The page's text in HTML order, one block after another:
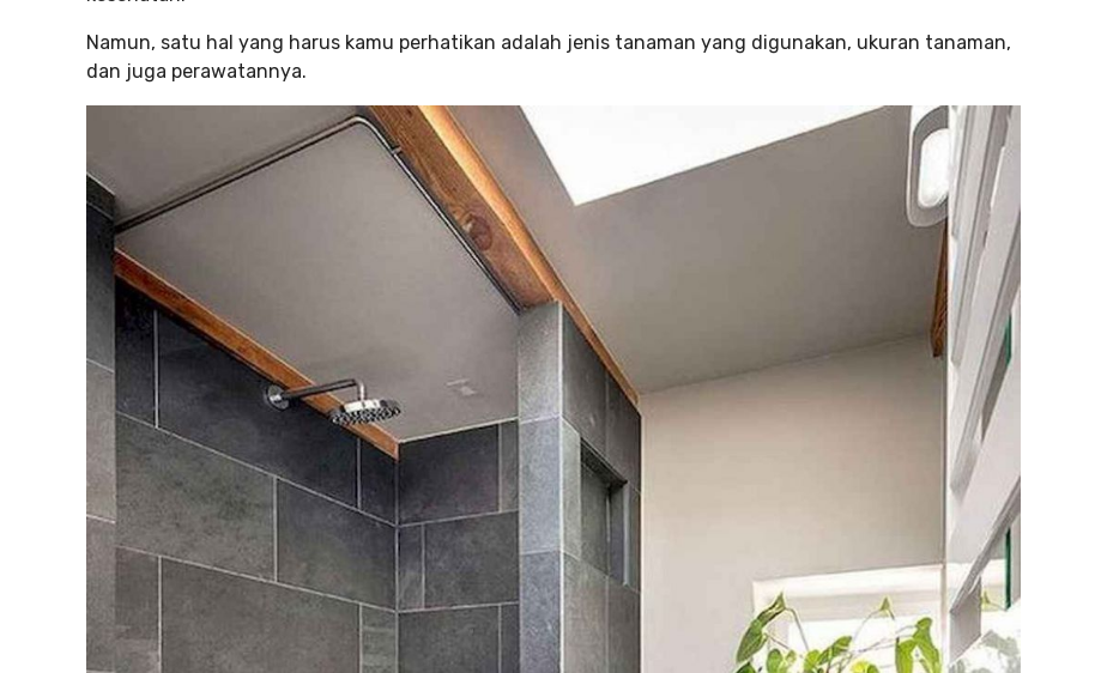
Namun, satu hal yang harus kamu perhatikan adalah jenis tanaman yang digunakan, ukuran tanaman,
dan juga perawatannya.